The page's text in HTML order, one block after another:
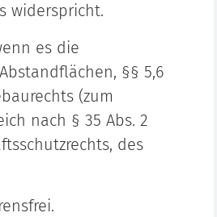
widerspricht.
es die
§§ 5,6
(zum
nach § 35 Abs. 2
des